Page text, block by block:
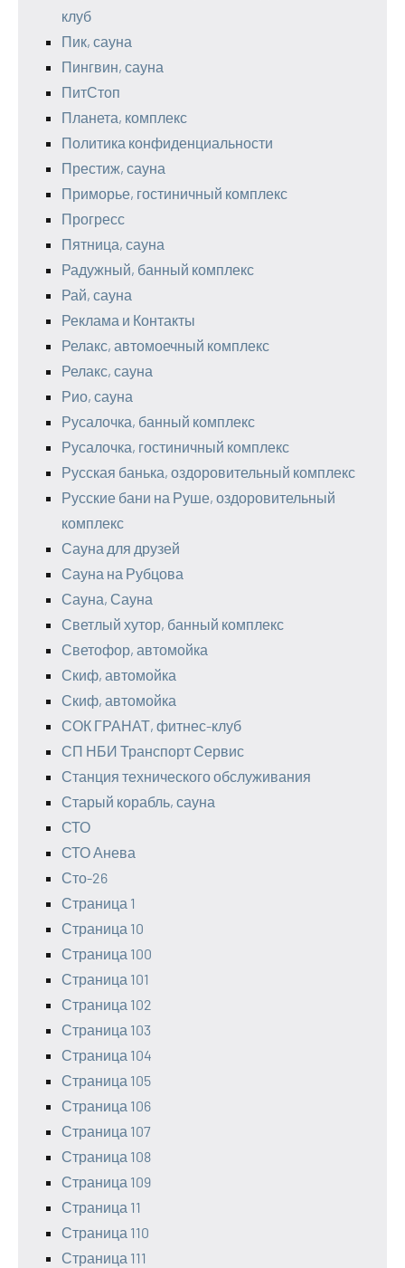
клуб
Пик, сауна
Пингвин, сауна
ПитСтоп
Планета, комплекс
Политика конфиденциальности
Престиж, сауна
Приморье, гостиничный комплекс
Прогресс
Пятница, сауна
Радужный, банный комплекс
Рай, сауна
Реклама и Контакты
Релакс, автомоечный комплекс
Релакс, сауна
Рио, сауна
Русалочка, банный комплекс
Русалочка, гостиничный комплекс
Русская банька, оздоровительный комплекс
Русские бани на Руше, оздоровительный
комплекс
Сауна для друзей
Сауна на Рубцова
Сауна, Сауна
Светлый хутор, банный комплекс
Светофор, автомойка
Скиф, автомойка
Скиф, автомойка
СОК ГРАНАТ, фитнес-клуб
СП НБИ Транспорт Сервис
Станция технического обслуживания
Старый корабль, сауна
СТО
СТО Анева
Сто-26
Страница 1
Страница 10
Страница 100
Страница 101
Страница 102
Страница 103
Страница 104
Страница 105
Страница 106
Страница 107
Страница 108
Страница 109
Страница 11
Страница 110
Страница 111